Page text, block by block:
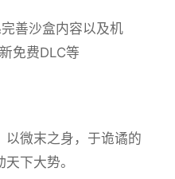
善沙盒内容以及机
免费DLC等
以微末之身，于诡谲的
下大势。